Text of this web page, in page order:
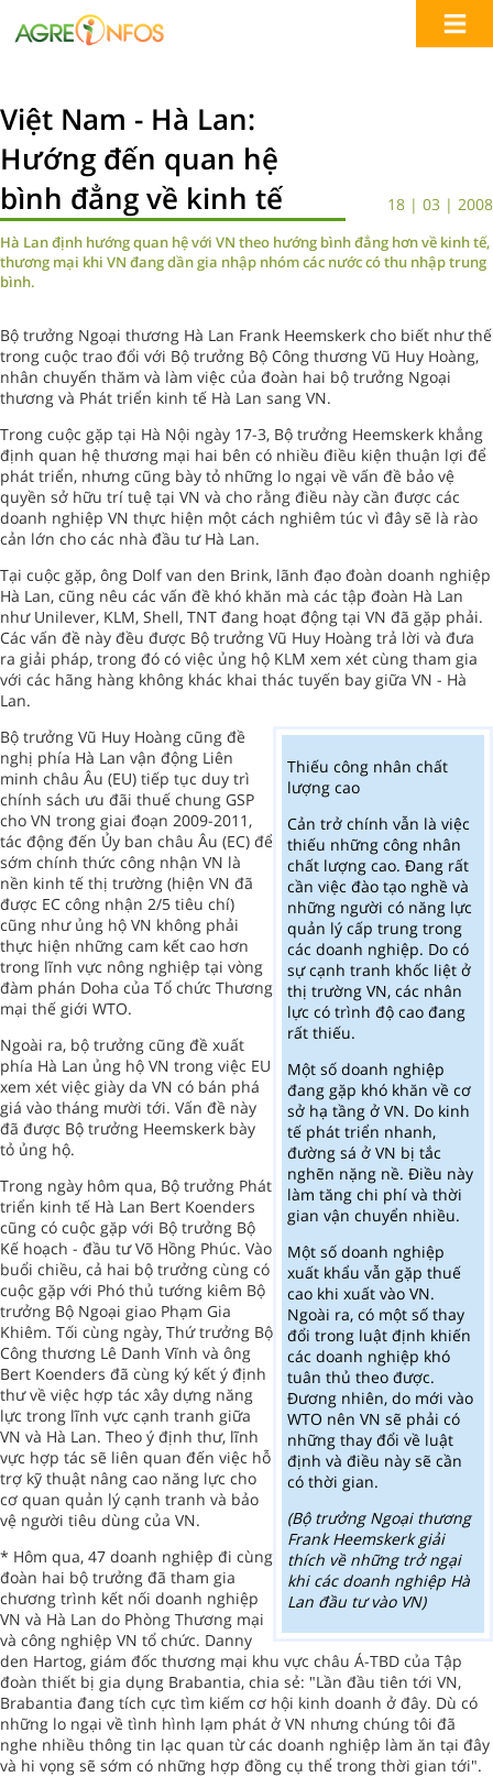
Việt Nam - Hà Lan:
Hướng đến quan hệ
bình đẳng về kinh tế
18 | 03 | 2008
Hà Lan định hướng quan hệ với VN theo hướng bình đẳng hơn về kinh tế,
thương mại khi VN đang dần gia nhập nhóm các nước có thu nhập trung
bình.
Bộ trưởng Ngoại thương Hà Lan Frank Heemskerk cho biết như thế
trong cuộc trao đổi với Bộ trưởng Bộ Công thương Vũ Huy Hoàng,
nhân chuyến thăm và làm việc của đoàn hai bộ trưởng Ngoại
thương và Phát triển kinh tế Hà Lan sang VN.
Trong cuộc gặp tại Hà Nội ngày 17-3, Bộ trưởng Heemskerk khẳng
định quan hệ thương mại hai bên có nhiều điều kiện thuận lợi để
phát triển, nhưng cũng bày tỏ những lo ngại về vấn đề bảo vệ
quyền sở hữu trí tuệ tại VN và cho rằng điều này cần được các
doanh nghiệp VN thực hiện một cách nghiêm túc vì đây sẽ là rào
cản lớn cho các nhà đầu tư Hà Lan.
Tại cuộc gặp, ông Dolf van den Brink, lãnh đạo đoàn doanh nghiệp
Hà Lan, cũng nêu các vấn đề khó khăn mà các tập đoàn Hà Lan
như Unilever, KLM, Shell, TNT đang hoạt động tại VN đã gặp phải.
Các vấn đề này đều được Bộ trưởng Vũ Huy Hoàng trả lời và đưa
ra giải pháp, trong đó có việc ủng hộ KLM xem xét cùng tham gia
với các hãng hàng không khác khai thác tuyến bay giữa VN - Hà
Lan.
Thiếu công nhân chất
lượng cao
Cản trở chính vẫn là việc
thiếu những công nhân
chất lượng cao. Đang rất
cần việc đào tạo nghề và
những người có năng lực
quản lý cấp trung trong
các doanh nghiệp. Do có
sự cạnh tranh khốc liệt ở
thị trường VN, các nhân
lực có trình độ cao đang
rất thiếu.
Một số doanh nghiệp
đang gặp khó khăn về cơ
sở hạ tầng ở VN. Do kinh
tế phát triển nhanh,
đường sá ở VN bị tắc
nghẽn nặng nề. Điều này
làm tăng chi phí và thời
gian vận chuyển nhiều.
Một số doanh nghiệp
xuất khẩu vẫn gặp thuế
cao khi xuất vào VN.
Ngoài ra, có một số thay
đổi trong luật định khiến
các doanh nghiệp khó
tuân thủ theo được.
Đương nhiên, do mới vào
WTO nên VN sẽ phải có
những thay đổi về luật
định và điều này sẽ cần
có thời gian.
(Bộ trưởng Ngoại thương
Frank Heemskerk giải
thích về những trở ngại
khi các doanh nghiệp Hà
Lan đầu tư vào VN)
Bộ trưởng Vũ Huy Hoàng cũng đề
nghị phía Hà Lan vận động Liên
minh châu Âu (EU) tiếp tục duy trì
chính sách ưu đãi thuế chung GSP
cho VN trong giai đoạn 2009-2011,
tác động đến Ủy ban châu Âu (EC) để
sớm chính thức công nhận VN là
nền kinh tế thị trường (hiện VN đã
được EC công nhận 2/5 tiêu chí)
cũng như ủng hộ VN không phải
thực hiện những cam kết cao hơn
trong lĩnh vực nông nghiệp tại vòng
đàm phán Doha của Tổ chức Thương
mại thế giới WTO.
Ngoài ra, bộ trưởng cũng đề xuất
phía Hà Lan ủng hộ VN trong việc EU
xem xét việc giày da VN có bán phá
giá vào tháng mười tới. Vấn đề này
đã được Bộ trưởng Heemskerk bày
tỏ ủng hộ.
Trong ngày hôm qua, Bộ trưởng Phát
triển kinh tế Hà Lan Bert Koenders
cũng có cuộc gặp với Bộ trưởng Bộ
Kế hoạch - đầu tư Võ Hồng Phúc. Vào
buổi chiều, cả hai bộ trưởng cùng có
cuộc gặp với Phó thủ tướng kiêm Bộ
trưởng Bộ Ngoại giao Phạm Gia
Khiêm. Tối cùng ngày, Thứ trưởng Bộ
Công thương Lê Danh Vĩnh và ông
Bert Koenders đã cùng ký kết ý định
thư về việc hợp tác xây dựng năng
lực trong lĩnh vực cạnh tranh giữa
VN và Hà Lan. Theo ý định thư, lĩnh
vực hợp tác sẽ liên quan đến việc hỗ
trợ kỹ thuật nâng cao năng lực cho
cơ quan quản lý cạnh tranh và bảo
vệ người tiêu dùng của VN.
* Hôm qua, 47 doanh nghiệp đi cùng
đoàn hai bộ trưởng đã tham gia
chương trình kết nối doanh nghiệp
VN và Hà Lan do Phòng Thương mại
và công nghiệp VN tổ chức. Danny
den Hartog, giám đốc thương mại khu vực châu Á-TBD của Tập
đoàn thiết bị gia dụng Brabantia, chia sẻ: "Lần đầu tiên tới VN,
Brabantia đang tích cực tìm kiếm cơ hội kinh doanh ở đây. Dù có
những lo ngại về tình hình lạm phát ở VN nhưng chúng tôi đã
nghe nhiều thông tin lạc quan từ các doanh nghiệp làm ăn tại đây
và hi vọng sẽ sớm có những hợp đồng cụ thể trong thời gian tới".